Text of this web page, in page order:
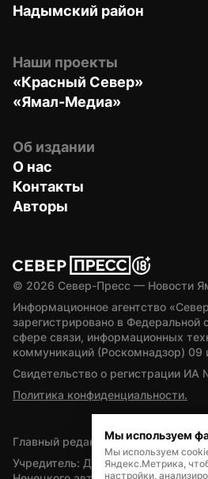
Надымский район
Наши проекты
«Красный Север»
«Ямал-Медиа»
Об издании
О нас
Контакты
Авторы
© 2026 Север-Пресс — Новости
Информационное агентство
зарегистрировано в Федеральной
сфере связи, информационных
коммуникаций (Роскомнадзор) 09
Свидетельство о регистрации
Политика конфиденциальности.
Главный редактор — А.Л. Поздеев
Учредитель: Департамент
Мы используем
Мы используем
Яндекс.Метрика,
настройки,